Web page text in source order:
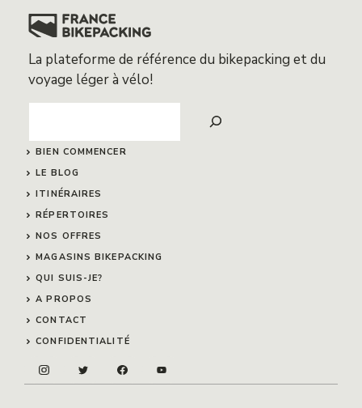
La plateforme de référence du bikepacking et du
voyage léger à vélo!
BIEN COMMENCER
LE BLOG
ITINÉRAIRES
RÉPERTOIRES
NOS OFFRES
MAGASINS BIKEPACKING
QUI SUIS-JE?
A PROPOS
CONTACT
CONFIDENTIALITÉ